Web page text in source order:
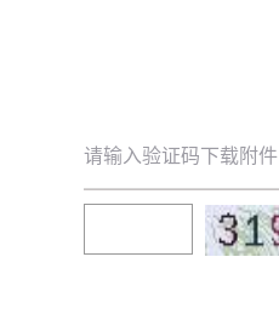
请输入验证码下载附件